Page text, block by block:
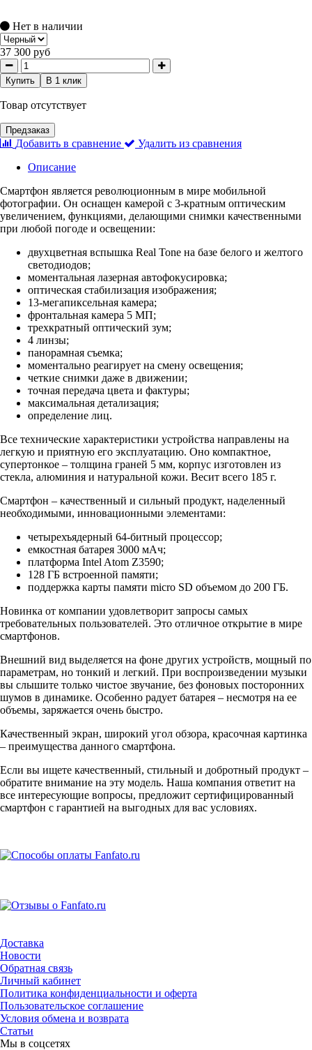
Нет в наличии
37 300 руб
Купить В 1 клик
Товар отсутствует
Предзаказ
Добавить в сравнение
Удалить из сравнения
Описание
Смартфон является революционным в мире мобильной
фотографии. Он оснащен камерой с 3-кратным оптическим
увеличением, функциями, делающими снимки качественными
при любой погоде и освещении:
двухцветная вспышка Real Tone на базе белого и желтого
светодиодов;
моментальная лазерная автофокусировка;
оптическая стабилизация изображения;
13-мегапиксельная камера;
фронтальная камера 5 МП;
трехкратный оптический зум;
4 линзы;
панорамная съемка;
моментально реагирует на смену освещения;
четкие снимки даже в движении;
точная передача цвета и фактуры;
максимальная детализация;
определение лиц.
Все технические характеристики устройства направлены на
легкую и приятную его эксплуатацию. Оно компактное,
супертонкое – толщина граней 5 мм, корпус изготовлен из
стекла, алюминия и натуральной кожи. Весит всего 185 г.
Смартфон – качественный и сильный продукт, наделенный
необходимыми, инновационными элементами:
четырехъядерный 64-битный процессор;
емкостная батарея 3000 мАч;
платформа Intel Atom Z3590;
128 ГБ встроенной памяти;
поддержка карты памяти micro SD объемом до 200 ГБ.
Новинка от компании удовлетворит запросы самых
требовательных пользователей. Это отличное открытие в мире
смартфонов.
Внешний вид выделяется на фоне других устройств, мощный по
параметрам, но тонкий и легкий. При воспроизведении музыки
вы слышите только чистое звучание, без фоновых посторонних
шумов в динамике. Особенно радует батарея – несмотря на ее
объемы, заряжается очень быстро.
Качественный экран, широкий угол обзора, красочная картинка
– преимущества данного смартфона.
Если вы ищете качественный, стильный и добротный продукт –
обратите внимание на эту модель. Наша компания ответит на
все интересующие вопросы, предложит сертифицированный
смартфон с гарантией на выгодных для вас условиях.
Доставка
Новости
Обратная связь
Личный кабинет
Политика конфиденциальности и оферта
Пользовательское соглашение
Условия обмена и возврата
Статьи
Мы в соцсетях